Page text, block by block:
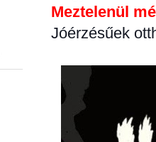
Meztelenül
Jóérzésűek